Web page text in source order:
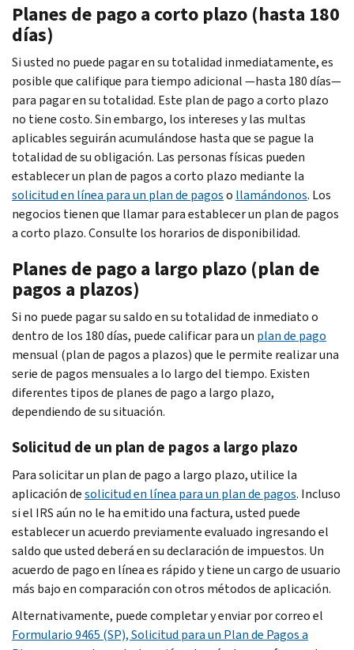
Planes de pago a corto plazo (hasta 180
días)
Si usted no puede pagar en su totalidad inmediatamente, es
posible que califique para tiempo adicional —hasta 180 días—
para pagar en su totalidad. Este plan de pago a corto plazo
no tiene costo. Sin embargo, los intereses y las multas
aplicables seguirán acumulándose hasta que se pague la
totalidad de su obligación. Las personas físicas pueden
establecer un plan de pagos a corto plazo mediante la
solicitud en línea para un plan de pagoso llamándonos. Los
negocios tienen que llamar para establecer un plan de pagos
a corto plazo. Consulte los horarios de disponibilidad.
Planes de pago a largo plazo (plan de
pagos a plazos)
Si no puede pagar su saldo en su totalidad de inmediato o
dentro de los 180 días, puede calificar para un plan de pago
mensual (plan de pagos a plazos) que le permite realizar una
serie de pagos mensuales a lo largo del tiempo. Existen
diferentes tipos de planes de pago a largo plazo,
dependiendo de su situación.
Solicitud de un plan de pagos a largo plazo
Para solicitar un plan de pago a largo plazo, utilice la
aplicación desolicitud en línea para un plan de pagos. Incluso
si el IRS aún no le ha emitido una factura, usted puede
establecer un acuerdo previamente evaluado ingresando el
saldo que usted deberá en su declaración de impuestos. Un
acuerdo de pago en línea es rápido y tiene un cargo de usuario
más bajo en comparación con otros métodos de aplicación.
Alternativamente, puede completar y enviar por correo el
Formulario 9465 (SP), Solicitud para un Plan de Pagos a